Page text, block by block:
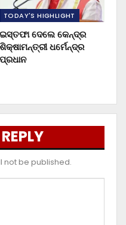
TODAY'S HIGHLIGHT
ଇସ୍ତଫା ଦେଲେ କେନ୍ଦ୍ର
ଶିକ୍ଷାମନ୍ତ୍ରୀ ଧର୍ମେନ୍ଦ୍ର
ପ୍ରଧାନ
not be published.